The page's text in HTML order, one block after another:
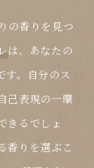
の香りを見つ
は、あなたの
す。自分のス
己表現の一環
きるでしょ
香りを選ぶこ